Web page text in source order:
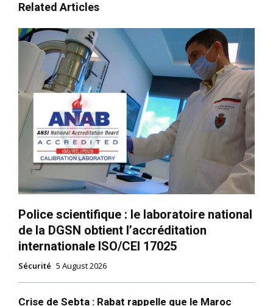
Related Articles
Police scientifique : le laboratoire national
de la DGSN obtient l’accréditation
internationale ISO/CEI 17025
Sécurité 5 August 2026
Crise de Sebta : Rabat rappelle que le Maroc